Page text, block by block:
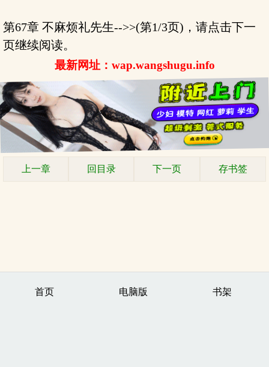
第67章 不麻烦礼先生-->>(第1/3页)，请点击下一
页继续阅读。
最新网址：wap.wangshugu.info
上一章 回目录 下一页 存书签
首页 电脑版 书架